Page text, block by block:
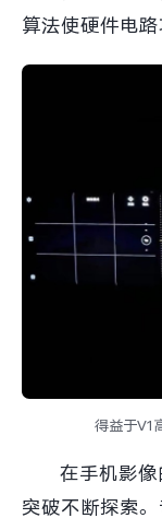
算法使硬件电路
得益于V1
在手机影
突破不断探索